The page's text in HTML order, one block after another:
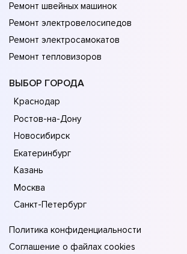
Ремонт швейных машинок
Ремонт электровелосипедов
Ремонт электросамокатов
Ремонт тепловизоров
ВЫБОР ГОРОДА
Краснодар
Ростов-на-Дону
Новосибирск
Екатеринбург
Казань
Москва
Санкт-Петербург
Политика конфиденциальности
Соглашение о файлах cookies